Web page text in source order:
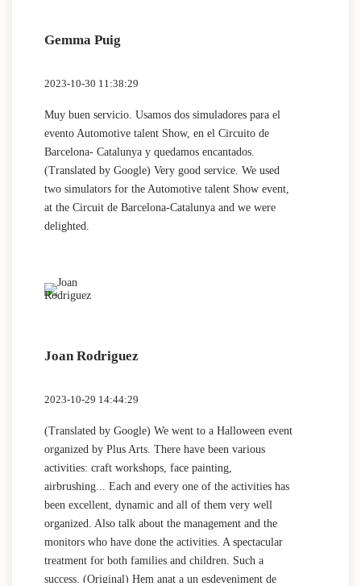
Gemma Puig
2023-10-30 11:38:29
Muy buen servicio. Usamos dos simuladores para el
evento Automotive talent Show, en el Circuito de
Barcelona- Catalunya y quedamos encantados.
(Translated by Google) Very good service. We used
two simulators for the Automotive talent Show event,
at the Circuit de Barcelona-Catalunya and we were
delighted.
Joan Rodriguez
2023-10-29 14:44:29
(Translated by Google) We went to a Halloween event
organized by Plus Arts. There have been various
activities: craft workshops, face painting,
airbrushing... Each and every one of the activities has
been excellent, dynamic and all of them very well
organized. Also talk about the management and the
monitors who have done the activities. A spectacular
treatment for both families and children. Such a
success. (Original) Hem anat a un esdeveniment de